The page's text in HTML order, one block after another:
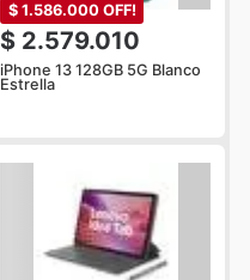
$ 1.586.000 OFF!
$ 2.579.010
iPhone 13 128GB 5G Blanco
Estrella